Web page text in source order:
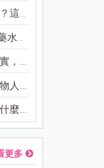
8...
...
，...
人...
麼...
更多